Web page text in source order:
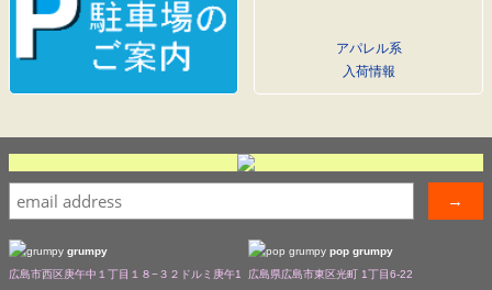
アパレル系
入荷情報
grumpy
広島市西区庚午中１丁目１８−３２ドルミ庚午1
pop grumpy
広島県広島市東区光町 1丁目6-22